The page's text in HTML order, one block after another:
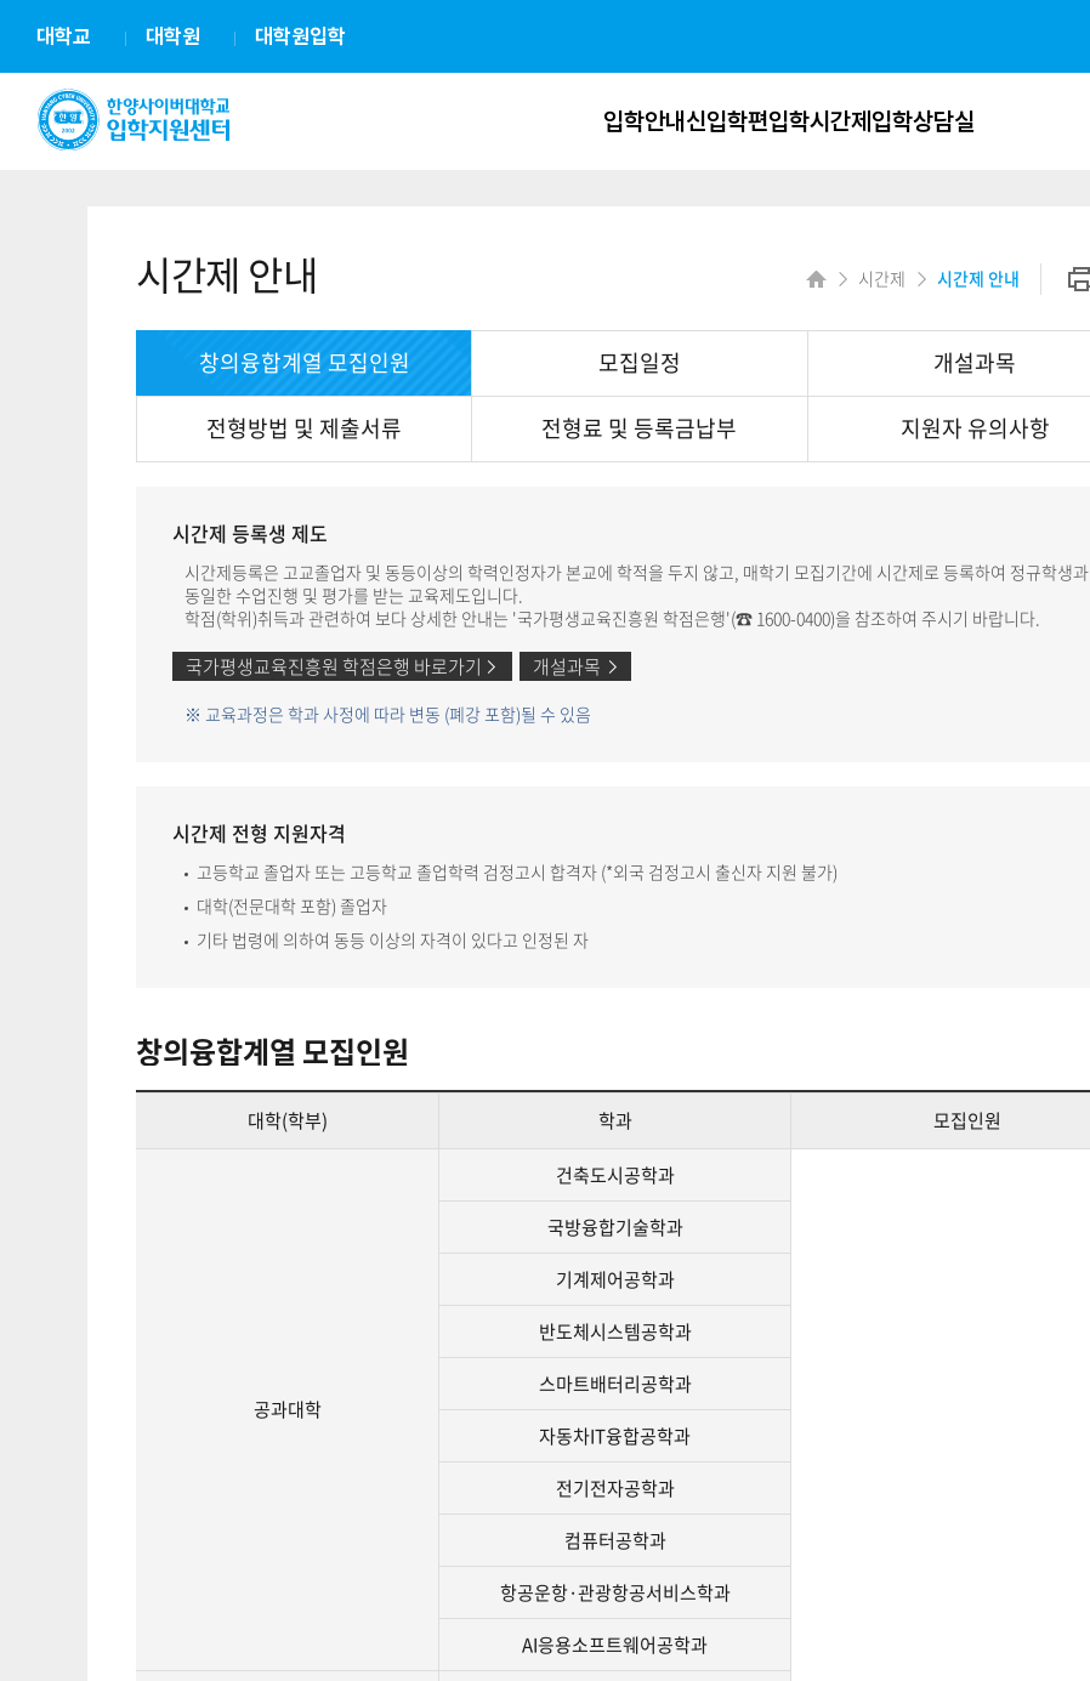
대학교 대학원 대학원입학
입학안내 신입학편입학시간제 입학상담실
시간제 안내 시간제 시간제 안내
창의융합계열 모집인원 모집일정
개설과목
전형방법 및 제출서류
전형료 및 등록금납부 지원자 유의사항
시간제 등록생 제도
시간제등록은 고교졸업자 및 동등이상의 학력인정자가 본교에 학적을 두지 않고, 매학기 모집기간에 시간제로 등록하여 정규학생과
동일한 수업진행 및 평가를 받는 교육제도입니다.
학점(학위)취득과 관련하여 보다 상세한 안내는 '국가평생교육진흥원 학점은행'(☎ 1600-0400)을 참조하여 주시기 바랍니다.
국가평생교육진흥원 학점은행 바로가기 개설과목
※ 교육과정은 학과 사정에 따라 변동 (폐강 포함)될 수 있음
시간제 전형 지원자격
고등학교 졸업자 또는 고등학교 졸업학력 검정고시 합격자 (*외국 검정고시 출신자 지원 불가)
대학(전문대학 포함) 졸업자
기타 법령에 의하여 동등 이상의 자격이 있다고 인정된 자
창의융합계열 모집인원
대학(학부) 학과 모집인원
공과대학
건축도시공학과
국방융합기술학과
기계제어공학과
반도체시스템공학과
스마트배터리공학과
자동차IT융합공학과
전기전자공학과
컴퓨터공학과
항공운항·관광항공서비스학과
AI응용소프트웨어공학과